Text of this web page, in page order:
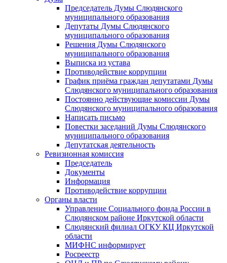
Председатель Думы Слюдянского
муниципального образования
Депутаты Думы Слюдянского
муниципального образования
Решения Думы Слюдянского
муниципального образования
Выписка из устава
Противодействие коррупции
График приёма граждан депутатами Думы
Слюдянского муниципального образования
Постоянно действующие комиссии Думы
Слюдянского муниципального образования
Написать письмо
Повестки заседаний Думы Слюдянского
муниципального образования
Депутатская деятельность
Ревизионная комиссия
Председатель
Документы
Информация
Противодействие коррупции
Органы власти
Управление Социального фонда России в
Слюдянском районе Иркутской области
Слюдянский филиал ОГКУ КЦ Иркутской
области
МИФНС информирует
Росреестр